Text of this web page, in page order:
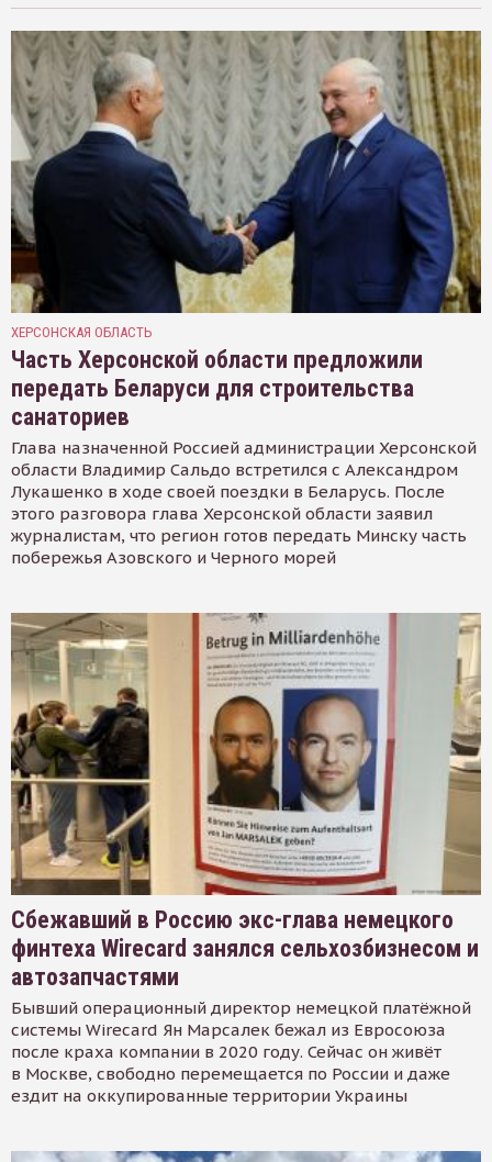
ХЕРСОНСКАЯ ОБЛАСТЬ
Часть Херсонской области предложили
передать Беларуси для строительства
санаториев
Глава назначенной Россией администрации Херсонской
области Владимир Сальдо встретился с Александром
Лукашенко в ходе своей поездки в Беларусь. После
этого разговора глава Херсонской области заявил
журналистам, что регион готов передать Минску часть
побережья Азовского и Черного морей
Сбежавший в Россию экс-глава немецкого
финтеха Wirecard занялся сельхозбизнесом и
автозапчастями
Бывший операционный директор немецкой платёжной
системы Wirecard Ян Марсалек бежал из Евросоюза
после краха компании в 2020 году. Сейчас он живёт
в Москве, свободно перемещается по России и даже
ездит на оккупированные территории Украины